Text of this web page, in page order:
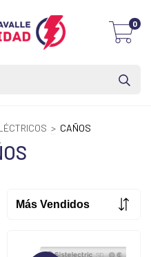
0
> CAÑOS